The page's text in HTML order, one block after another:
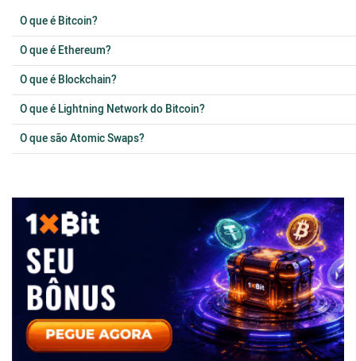
O que é Bitcoin?
O que é Ethereum?
O que é Blockchain?
O que é Lightning Network do Bitcoin?
O que são Atomic Swaps?